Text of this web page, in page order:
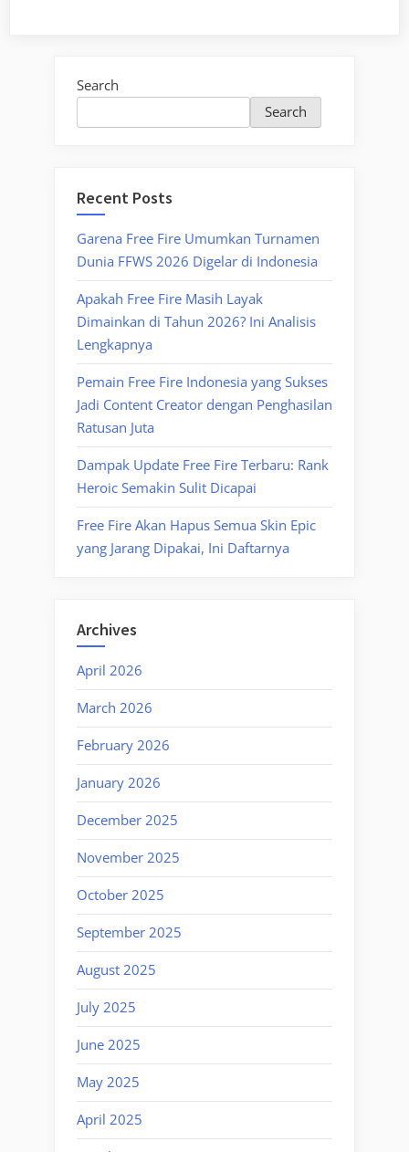
Search
Search
Recent Posts
Garena Free Fire Umumkan Turnamen
Dunia FFWS 2026 Digelar di Indonesia
Apakah Free Fire Masih Layak
Dimainkan di Tahun 2026? Ini Analisis
Lengkapnya
Pemain Free Fire Indonesia yang Sukses
Jadi Content Creator dengan Penghasilan
Ratusan Juta
Dampak Update Free Fire Terbaru: Rank
Heroic Semakin Sulit Dicapai
Free Fire Akan Hapus Semua Skin Epic
yang Jarang Dipakai, Ini Daftarnya
Archives
April 2026
March 2026
February 2026
January 2026
December 2025
November 2025
October 2025
September 2025
August 2025
July 2025
June 2025
May 2025
April 2025